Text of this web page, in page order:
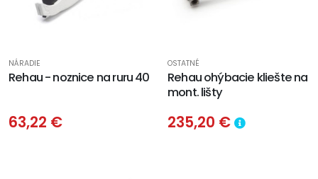
NÁRADIE
Rehau - noznice na ruru 40
63,22 €
OSTATNÉ
Rehau ohýbacie kliešte na
mont. lišty
235,20 €